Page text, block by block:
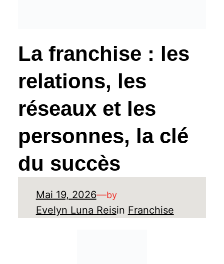
La franchise : les
relations, les
réseaux et les
personnes, la clé
du succès
Mai 19, 2026—by
Evelyn Luna Reisin Franchise